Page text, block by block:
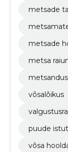
metsade
metsade
metsa
võsalõikus
puude
võsa